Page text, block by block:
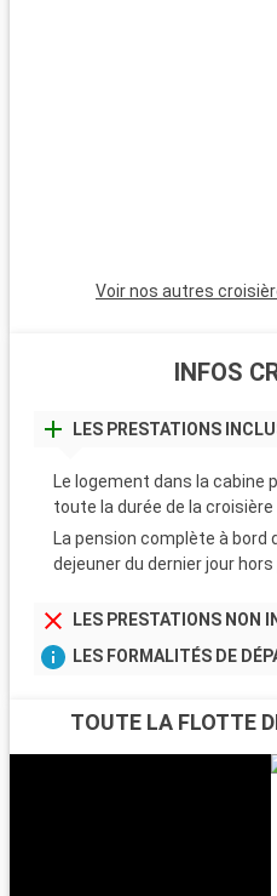
Voir nos autres
INFOS
LES PRESTATIONS
Le logement dans la cabine
toute la durée de la croisière
La pension complète à bord
dejeuner du dernier jour
LES PRESTATIONS NON
LES FORMALITÉS DE
TOUTE LA FLOTTE